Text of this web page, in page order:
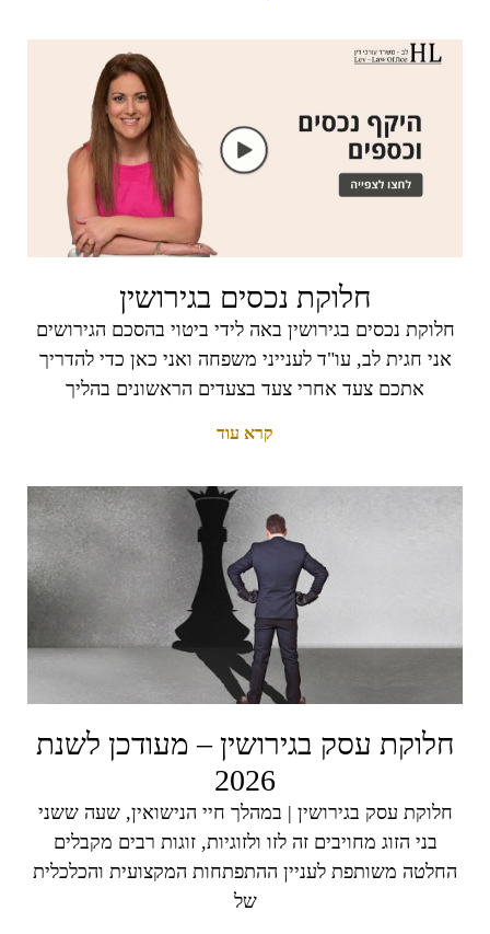
חלוקת נכסים בגירושין
חלוקת נכסים בגירושין באה לידי ביטוי בהסכם הגירושים
אני חגית לב, עו"ד לענייני משפחה ואני כאן כדי להדריך
אתכם צעד אחרי צעד בצעדים הראשונים בהליך
קרא עוד
חלוקת עסק בגירושין – מעודכן לשנת
2026
חלוקת עסק בגירושין | במהלך חיי הנישואין, שעה ששני
בני הזוג מחויבים זה לזו ולזוגיות, זוגות רבים מקבלים
החלטה משותפת לעניין ההתפתחות המקצועית והכלכלית
של